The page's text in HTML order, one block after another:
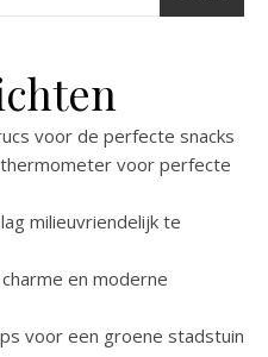
voor de perfecte snacks
voor perfecte
milieuvriendelijk te
en moderne
voor een groene stadstuin